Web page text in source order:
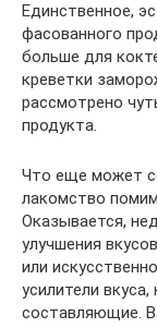
Единственное,
фасованного
больше для
креветки
рассмотрено
продукта.
Что еще может
лакомство
Оказывается,
улучшения
или
усилители
составляющие.